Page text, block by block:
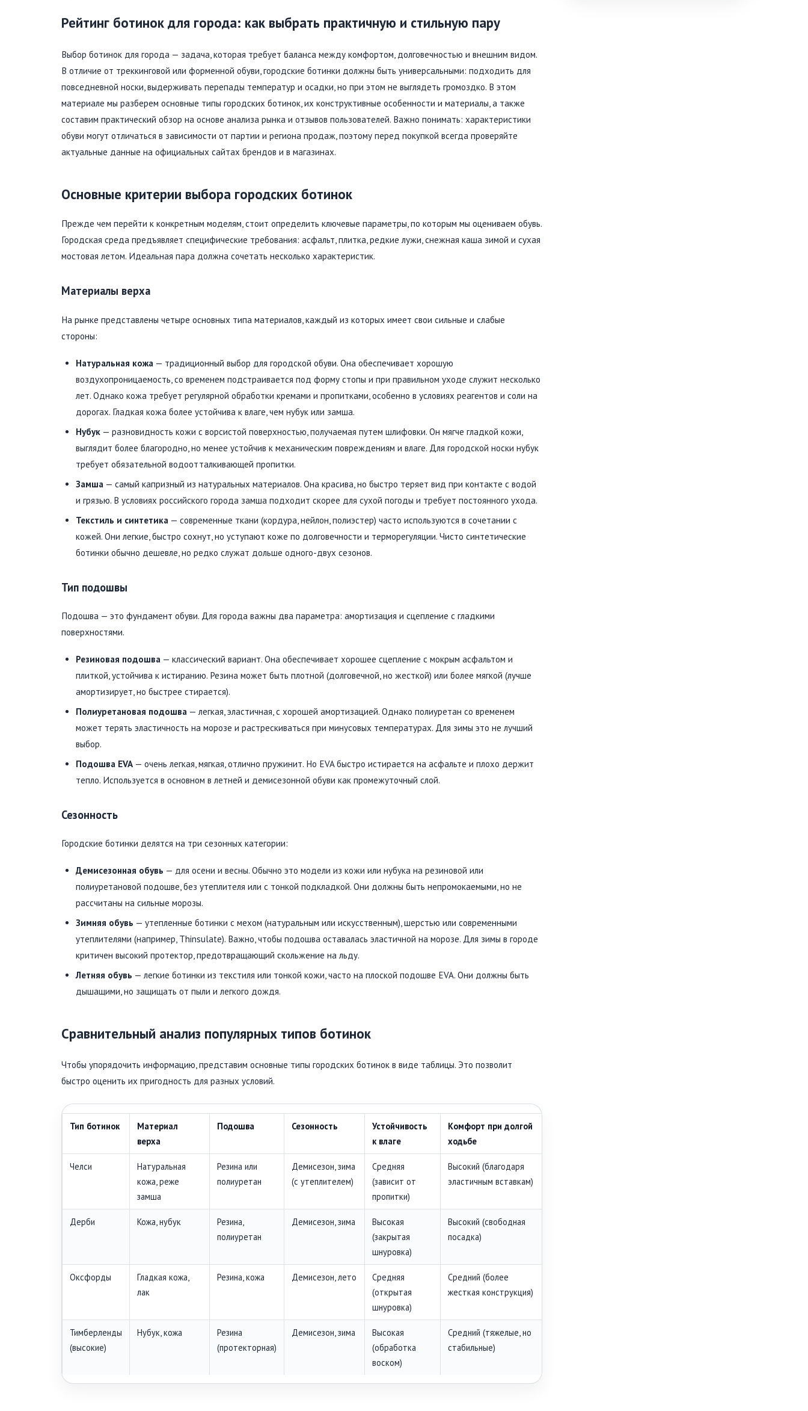
Рейтинг ботинок для города: как выбрать практичную и стильную пару
Выбор ботинок для города — задача, которая требует баланса между комфортом, долговечностью и внешним видом.
В отличие от треккинговой или форменной обуви, городские ботинки должны быть универсальными: подходить для
повседневной носки, выдерживать перепады температур и осадки, но при этом не выглядеть громоздко. В этом
материале мы разберем основные типы городских ботинок, их конструктивные особенности и материалы, а также
составим практический обзор на основе анализа рынка и отзывов пользователей. Важно понимать: характеристики
обуви могут отличаться в зависимости от партии и региона продаж, поэтому перед покупкой всегда проверяйте
актуальные данные на официальных сайтах брендов и в магазинах.
Основные критерии выбора городских ботинок
Прежде чем перейти к конкретным моделям, стоит определить ключевые параметры, по которым мы оцениваем обувь.
Городская среда предъявляет специфические требования: асфальт, плитка, редкие лужи, снежная каша зимой и сухая
мостовая летом. Идеальная пара должна сочетать несколько характеристик.
Материалы верха
На рынке представлены четыре основных типа материалов, каждый из которых имеет свои сильные и слабые
стороны:
Натуральная кожа — традиционный выбор для городской обуви. Она обеспечивает хорошую
воздухопроницаемость, со временем подстраивается под форму стопы и при правильном уходе служит несколько
лет. Однако кожа требует регулярной обработки кремами и пропитками, особенно в условиях реагентов и соли на
дорогах. Гладкая кожа более устойчива к влаге, чем нубук или замша.
Нубук — разновидность кожи с ворсистой поверхностью, получаемая путем шлифовки. Он мягче гладкой кожи,
выглядит более благородно, но менее устойчив к механическим повреждениям и влаге. Для городской носки нубук
требует обязательной водоотталкивающей пропитки.
Замша — самый капризный из натуральных материалов. Она красива, но быстро теряет вид при контакте с водой
и грязью. В условиях российского города замша подходит скорее для сухой погоды и требует постоянного ухода.
Текстиль и синтетика — современные ткани (кордура, нейлон, полиэстер) часто используются в сочетании с
кожей. Они легкие, быстро сохнут, но уступают коже по долговечности и терморегуляции. Чисто синтетические
ботинки обычно дешевле, но редко служат дольше одного-двух сезонов.
Тип подошвы
Подошва — это фундамент обуви. Для города важны два параметра: амортизация и сцепление с гладкими
поверхностями.
Резиновая подошва — классический вариант. Она обеспечивает хорошее сцепление с мокрым асфальтом и
плиткой, устойчива к истиранию. Резина может быть плотной (долговечной, но жесткой) или более мягкой (лучше
амортизирует, но быстрее стирается).
Полиуретановая подошва — легкая, эластичная, с хорошей амортизацией. Однако полиуретан со временем
может терять эластичность на морозе и растрескиваться при минусовых температурах. Для зимы это не лучший
выбор.
Подошва EVA — очень легкая, мягкая, отлично пружинит. Но EVA быстро истирается на асфальте и плохо держит
тепло. Используется в основном в летней и демисезонной обуви как промежуточный слой.
Сезонность
Городские ботинки делятся на три сезонных категории:
Демисезонная обувь — для осени и весны. Обычно это модели из кожи или нубука на резиновой или
полиуретановой подошве, без утеплителя или с тонкой подкладкой. Они должны быть непромокаемыми, но не
рассчитаны на сильные морозы.
Зимняя обувь — утепленные ботинки с мехом (натуральным или искусственным), шерстью или современными
утеплителями (например, Thinsulate). Важно, чтобы подошва оставалась эластичной на морозе. Для зимы в городе
критичен высокий протектор, предотвращающий скольжение на льду.
Летняя обувь — легкие ботинки из текстиля или тонкой кожи, часто на плоской подошве EVA. Они должны быть
дышащими, но защищать от пыли и легкого дождя.
Сравнительный анализ популярных типов ботинок
Чтобы упорядочить информацию, представим основные типы городских ботинок в виде таблицы. Это позволит
быстро оценить их пригодность для разных условий.
Тип ботинок
Материал
верха
Подошва Сезонность
Устойчивость
к влаге
Комфорт при долгой
ходьбе
Челси
Натуральная
кожа, реже
замша
Резина или
полиуретан
Демисезон, зима
(с утеплителем)
Средняя
(зависит от
пропитки)
Высокий (благодаря
эластичным вставкам)
Дерби Кожа, нубук
Резина,
полиуретан
Демисезон, зима
Высокая
(закрытая
шнуровка)
Высокий (свободная
посадка)
Оксфорды
Гладкая кожа,
лак
Резина, кожа Демисезон, лето
Средняя
(открытая
шнуровка)
Средний (более
жесткая конструкция)
Тимберленды
(высокие)
Нубук, кожа
Резина
(протекторная)
Демисезон, зима
Высокая
(обработка
воском)
Средний (тяжелые, но
стабильные)